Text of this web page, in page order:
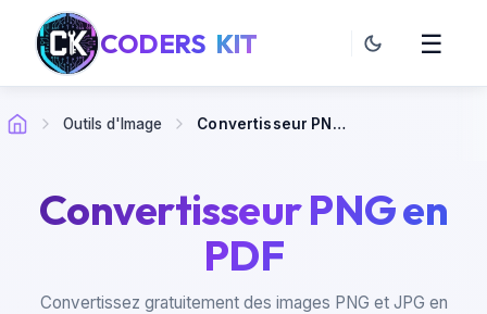
CODERS KIT ☰
Outils d'Image Convertisseur PNG en PDF
Convertisseur PNG en
PDF
Convertissez gratuitement des images PNG et JPG en